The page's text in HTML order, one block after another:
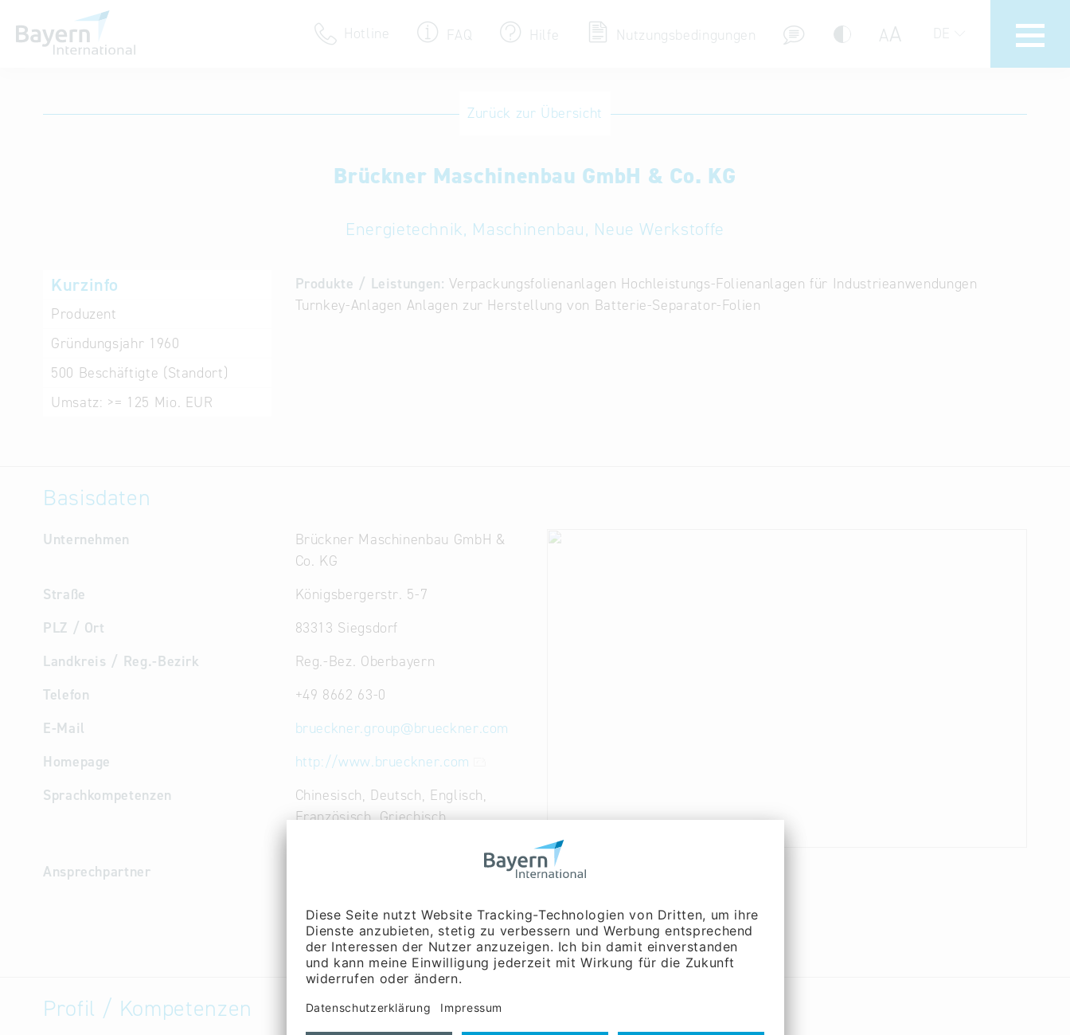
Hotline FAQ Hilfe Nutzungsbedingungen AA DE
Eintrag ändern / löschen
Aktualisieren Sie Ihren bestehenden Eintrag
Internationale Datenbanken
der Slowakei
Zurück zur Übersicht
Brückner Maschinenbau GmbH & Co. KG
Energietechnik, Maschinenbau, Neue Werkstoffe
Kurzinfo
Produzent
Gründungsjahr 1960
500 Beschäftigte (Standort)
Umsatz: >= 125 Mio. EUR
Produkte / Leistungen: Verpackungsfolienanlagen Hochleistungs-Folienanlagen für Industrieanwendungen
Turnkey-Anlagen Anlagen zur Herstellung von Batterie-Separator-Folien
Basisdaten
Unternehmen
Brückner Maschinenbau GmbH &
Co. KG
Straße
Königsbergerstr. 5-7
PLZ / Ort
83313 Siegsdorf
Landkreis / Reg.-Bezirk
Reg.-Bez. Oberbayern
Telefon
+49 8662 63-0
E-Mail
brueckner.group@brueckner.com
Homepage
http://www.brueckner.com
Sprachkompetenzen
Chinesisch, Deutsch, Englisch,
Französisch, Griechisch,
Ansprechpartner
Herr Michael
Geschäftsführung:Herr Stefan
Neumann
Profil / Kompetenzen